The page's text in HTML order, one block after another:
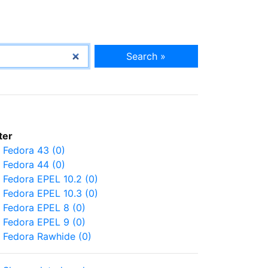
Search »
Fedora 43 (0)
Fedora 44 (0)
Fedora EPEL 10.2 (0)
Fedora EPEL 10.3 (0)
Fedora EPEL 8 (0)
Fedora EPEL 9 (0)
Fedora Rawhide (0)